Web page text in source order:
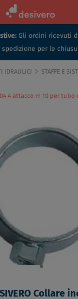
Gli ordini ricevuti
per le
IDRAULICI
STAFFE E
4 attacco m 10 per tubo
Collare